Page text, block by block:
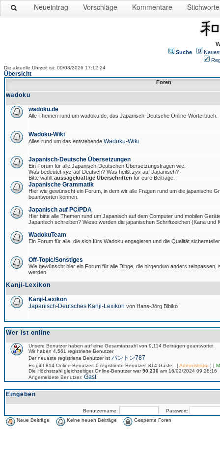
Neueintrag Vorschläge Kommentare Stichworte
Suche
Die aktuelle Uhrzeit ist: 09/08/2026 17:12:24
Übersicht
Foren
wadoku
wadoku.de
Alle Themen rund um wadoku.de, das Japanisch-Deutsche Online-Wörterbuch.
Wadoku-Wiki
Alles rund um das entstehende Wadoku-Wiki
Japanisch-Deutsche Übersetzungen
Ein Forum für alle Japanisch-Deutschen Übersetzungsfragen wie:
Was bedeutet xyz auf Deutsch? Was heißt zyx auf Japanisch?
Bitte wählt aussagekräftige Überschriften für eure Beiträge.
Japanische Grammatik
Hier wie gewünscht ein Forum, in dem wir alle Fragen rund um die japanische
beantworten können.
Japanisch auf PC/PDA
Hier bitte alle Themen rund um Japanisch auf dem Computer und mobilen
Japanisch schreiben? Wieso werden die japanischen Schriftzeichen (Kana und
WadokuTeam
Ein Forum für alle, die sich fürs Wadoku engagieren und die Qualität
Off-Topic/Sonstiges
Wie gewünscht hier ein Forum für alle Dinge, die nirgendwo anders reinpassen,
werden.
Kanji-Lexikon
Kanji-Lexikon
Japanisch-Deutsches Kanji-Lexikon von Hans-Jörg Bibiko
Wer ist online
Unsere Benutzer haben auf eine Gesamtanzahl von 9,114 Beiträgen geantwortet
Wir haben 4,561 registrierte Benutzer
Der neueste registrierte Benutzer ist パントン787
Es gibt 814 Online-Benutzer: 0 registrierte Benutzer, 814 Gäste [Administrator] [
Die Höchstzahl gleichzeitiger Online-Benutzer war90,230 am 16/02/2024 09:28:16
Angemeldete Benutzer: Gast
Eingeben
Benutzername:
Passwort:
Neue Beiträge
Keine neuen Beiträge Gesperrte Foren